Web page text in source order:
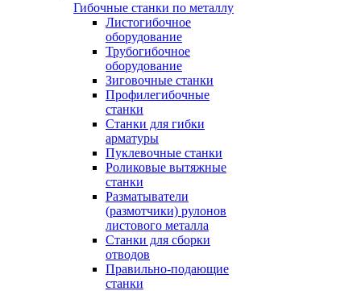
Гибочные станки по металлу
Листогибочное
оборудование
Трубогибочное
оборудование
Зиговочные станки
Профилегибочные
станки
Станки для гибки
арматуры
Пуклевочные станки
Роликовые вытяжные
станки
Разматыватели
(размотчики) рулонов
листового металла
Станки для сборки
отводов
Правильно-подающие
станки